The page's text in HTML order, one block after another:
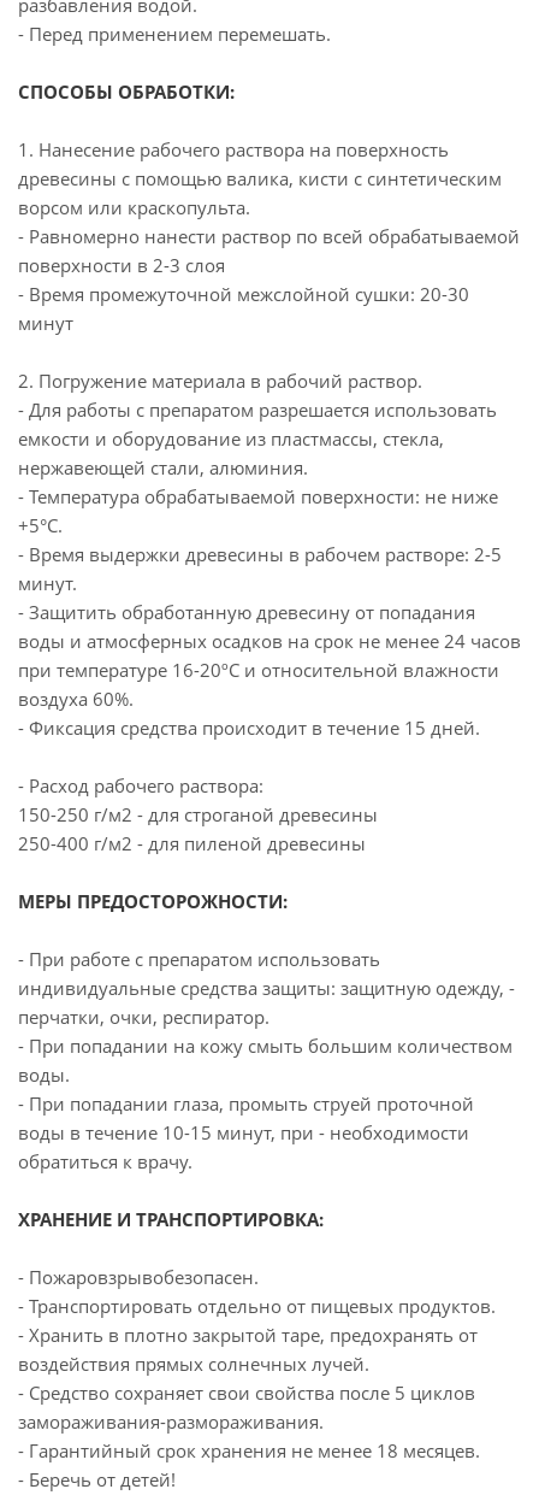
разбавления водой.
- Перед применением перемешать.
СПОСОБЫ ОБРАБОТКИ:
1. Нанесение рабочего раствора на поверхность
древесины с помощью валика, кисти с синтетическим
ворсом или краскопульта.
- Равномерно нанести раствор по всей обрабатываемой
поверхности в 2-3 слоя
- Время промежуточной межслойной сушки: 20-30
минут
2. Погружение материала в рабочий раствор.
- Для работы с препаратом разрешается использовать
емкости и оборудование из пластмассы, стекла,
нержавеющей стали, алюминия.
- Температура обрабатываемой поверхности: не ниже
+5°С.
- Время выдержки древесины в рабочем растворе: 2-5
минут.
- Защитить обработанную древесину от попадания
воды и атмосферных осадков на срок не менее 24 часов
при температуре 16-20ºС и относительной влажности
воздуха 60%.
- Фиксация средства происходит в течение 15 дней.
- Расход рабочего раствора:
150-250 г/м2 - для строганой древесины
250-400 г/м2 - для пиленой древесины
МЕРЫ ПРЕДОСТОРОЖНОСТИ:
- При работе с препаратом использовать
индивидуальные средства защиты: защитную одежду, -
перчатки, очки, респиратор.
- При попадании на кожу смыть большим количеством
воды.
- При попадании глаза, промыть струей проточной
воды в течение 10-15 минут, при - необходимости
обратиться к врачу.
ХРАНЕНИЕ И ТРАНСПОРТИРОВКА:
- Пожаровзрывобезопасен.
- Транспортировать отдельно от пищевых продуктов.
- Хранить в плотно закрытой таре, предохранять от
воздействия прямых солнечных лучей.
- Средство сохраняет свои свойства после 5 циклов
замораживания-размораживания.
- Гарантийный срок хранения не менее 18 месяцев.
- Беречь от детей!